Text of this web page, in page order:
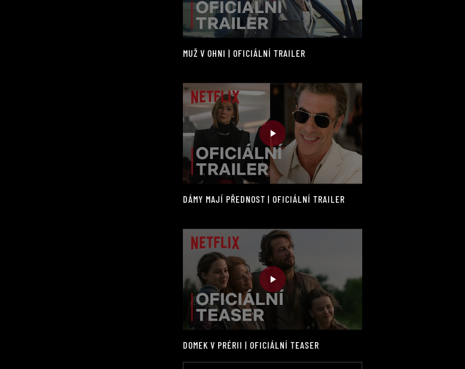
MUŽ V OHNI | OFICIÁLNÍ TRAILER
DÁMY MAJÍ PŘEDNOST | OFICIÁLNÍ TRAILER
DOMEK V PRÉRII | OFICIÁLNÍ TEASER